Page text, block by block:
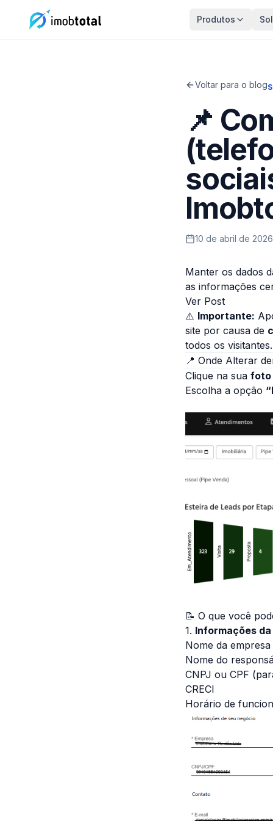
Produtos
Voltar para o blog
📌
10 de abril de 2026
Manter os dados
as informações
Ver Post
⚠️ Importante:
site por causa de
todos os visitantes.
📍 Onde Alterar
Clique na sua foto
Escolha a opção
📝 O que você
1. Informações
Nome da
Nome do
CNPJ ou CPF
CRECI
Horário de